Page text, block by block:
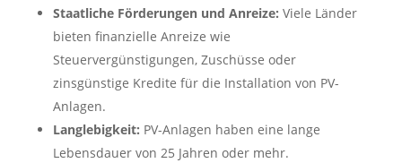
Staatliche Förderungen und Anreize: Viele Länder
bieten finanzielle Anreize wie
Steuervergünstigungen, Zuschüsse oder
zinsgünstige Kredite für die Installation von PV-
Anlagen.
Langlebigkeit: PV-Anlagen haben eine lange
Lebensdauer von 25 Jahren oder mehr.